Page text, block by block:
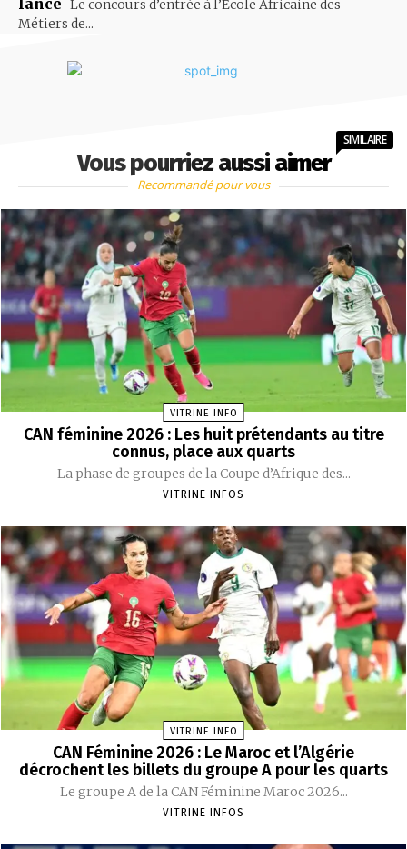
lancé Le concours d’entrée à l’Ecole Africaine des
Métiers de...
Vous pourriez aussi aimer
SIMILAIRE
Recommandé pour vous
VITRINE INFO
CAN féminine 2026 : Les huit prétendants au titre
connus, place aux quarts
La phase de groupes de la Coupe d’Afrique des...
VITRINE INFOS
VITRINE INFO
CAN Féminine 2026 : Le Maroc et l’Algérie
décrochent les billets du groupe A pour les quarts
Le groupe A de la CAN Féminine Maroc 2026...
VITRINE INFOS